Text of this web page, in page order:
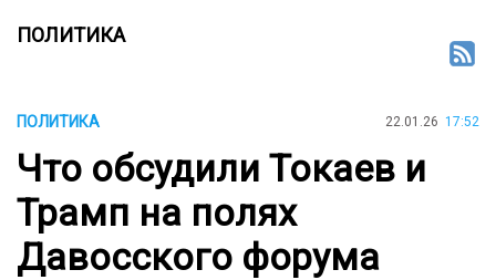
ПОЛИТИКА
ПОЛИТИКА 22.01.26 17:52
Что обсудили Токаев и
Трамп на полях
Давосского форума